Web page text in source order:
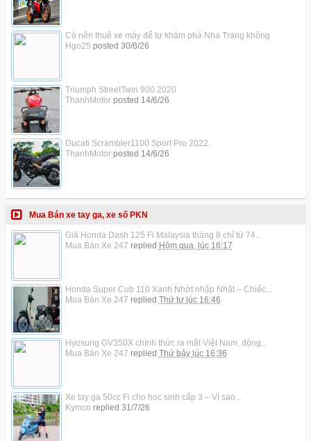
Có nên thuê xe máy để tự khám phá Nha Trang không
Hgo25 posted 30/6/26
Triumph StreetTwin 900 2020
ThanhMotorposted 14/6/26
Ducati Scrambler1100 Sport Pro 2022
ThanhMotorposted 14/6/26
Mua Bán xe tay ga, xe số PKN
Giá Honda Dash 125 Fi Malaysia tháng 8 chỉ từ 74...
Mua Bán Xe 247 replied Hôm qua, lúc 16:17
Honda Super Cub 110 Xanh Nhớt nhập Nhật – Chiếc...
Mua Bán Xe 247 replied Thứ tư lúc 16:46
Hyosung GV350X chính thức ra mắt Việt Nam, động...
Mua Bán Xe 247 replied Thứ bảy lúc 16:36
Xe tay ga 50cc Fi cho học sinh cấp 3 – Vì sao...
Kymco replied 31/7/26